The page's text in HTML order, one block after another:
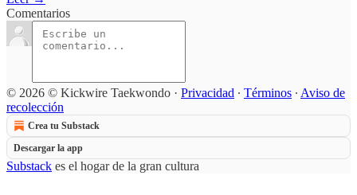
Comentarios
© 2026 © Kickwire Taekwondo · Privacidad ∙ Términos ∙ Aviso de
recolección
Crea tu Substack
Descargar la app
Substack es el hogar de la gran cultura